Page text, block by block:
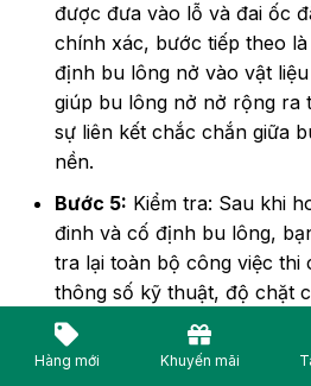
được đưa vào lỗ và đai ốc
chính xác, bước tiếp theo
định bu lông nở vào vật
giúp bu lông nở nở rộng ra
sự liên kết chắc chắn giữa
nền.
Bước 5: Kiểm tra: Sau khi
đinh và cố định bu lông,
tra lại toàn bộ công việc thi
thông số kỹ thuật, độ chặt
an toàn của liên kết là
bảo chất lượng công trình.
Hàng mới Khuyến mãi